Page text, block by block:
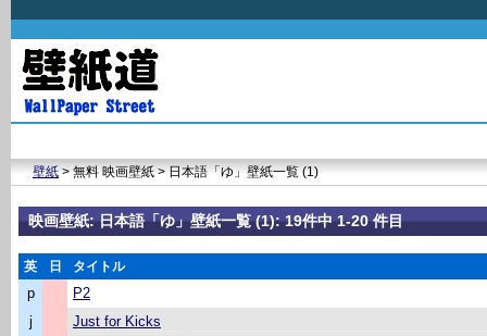
壁紙> 無料 映画壁紙 > 日本語「ゆ」壁紙一覧 (1)
映画壁紙: 日本語「ゆ」壁紙一覧 (1): 19件中 1-20 件目
英 日 タイトル
p
P2
j
Just for Kicks